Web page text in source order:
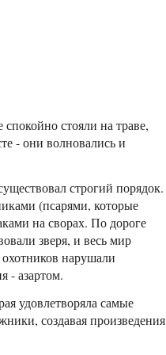
стояли на траве,
- они волновались и
строгий порядок.
(псарями, которые
на сворах. По дороге
зверя, и весь мир
нарушали
- азартом.
удовлетворяла самые
создавая произведения